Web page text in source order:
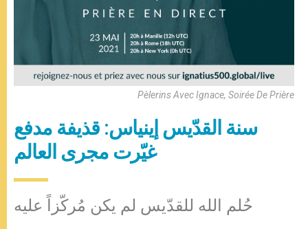
Pèlerins Avec Ignace, Soirée De Prière
سنة القدّيس إينياس: قذيفة مدفع
غيّرت مجرى العالم
حُلم الله للقدّيس لم يكن مُركّزاً عليه